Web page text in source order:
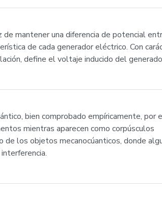
mantener una diferencia de potencial
de cada generador eléctrico. Con
define el voltaje inducido del
bien comprobado empíricamente, por
mientras aparecen como corpúsculos
los objetos mecanocúanticos, donde